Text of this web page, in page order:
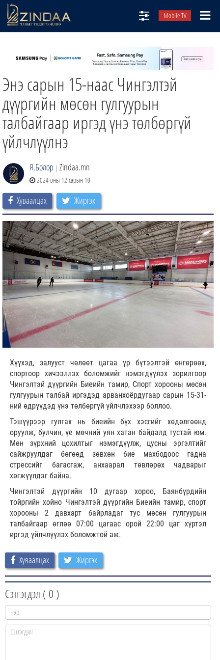
Mobile TV
ТВ8
ӨГЛӨӨНИЙ СОНИН
АУДИО ЗОХИОЛ
ЗИНДАА СЭТГҮҮЛ
Энэ сарын 15-наас Чингэлтэй
дүүргийн мөсөн гулгуурын
талбайгаар иргэд үнэ төлбөргүй
үйлчлүүлнэ
Я.Болор | Zindaa.mn
2024 оны 12 сарын 10
Хуваалцах Жиргэх
Хүүхэд, залууст чөлөөт цагаа үр бүтээлтэй өнгөрөөх,
спортоор хичээллэх боломжийг нэмэгдүүлэх зорилгоор
Чингэлтэй дүүргийн Биеийн тамир, Спорт хорооны мөсөн
гулгуурын талбай иргэдэд арванхоёрдугаар сарын 15-31-
ний өдрүүдэд үнэ төлбөргүй үйлчлэхээр боллоо.
Тэшүүрээр гулгах нь биеийн бүх хэсгийг хөдөлгөөнд
оруулж, булчин, үе мөчний уян хатан байдалд тустай юм.
Мөн зүрхний цохилтыг нэмэгдүүлж, цусны эргэлтийг
сайжруулдаг бөгөөд зөвхөн бие махбодоос гадна
стрессийг багасгаж, анхаарал төвлөрөх чадварыг
хөгжүүлдэг байна.
Чингэлтэй дүүргийн 10 дугаар хороо, Баянбүрдийн
тойргийн хойно Чингэлтэй дүүргийн Биеийн тамир, спорт
хорооны 2 давхарт байрладаг тус мөсөн гулгуурын
талбайгаар өглөө 07:00 цагаас орой 22:00 цаг хүртэл
иргэд үйлчлүүлэх боломжтой аж.
Хуваалцах Жиргэх
Сэтгэгдэл ( 0 )